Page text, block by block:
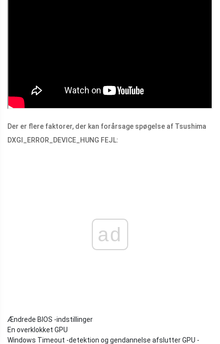
Der er flere faktorer, der kan forårsage spøgelse af Tsushima
DXGI_ERROR_DEVICE_HUNG FEJL:
ad
Ændrede BIOS -indstillinger
En overklokket GPU
Windows Timeout -detektion og gendannelse afslutter GPU -